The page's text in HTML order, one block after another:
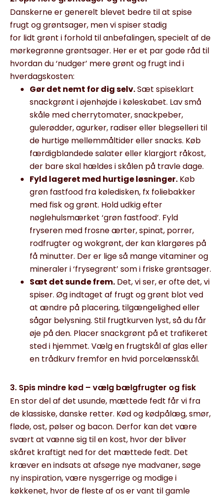
Danskerne er generelt blevet bedre til at spise
frugt og grøntsager, men vi spiser stadig
for lidt grønt i forhold til anbefalingen, specielt af de
mørkegrønne grøntsager. Her er et par gode råd til
hvordan du ‘nudger’ mere grønt og frugt ind i
hverdagskosten:
Gør det nemt for dig selv.Sæt spiseklart
snackgrønt i øjenhøjde i køleskabet. Lav små
skåle med cherrytomater, snackpeber,
gulerødder, agurker, radiser eller blegselleri til
de hurtige mellemmåltider eller snacks. Køb
færdigblandede salater eller klargjort råkost,
der bare skal hældes i skålen på travle dage.
Fyld lageret med hurtige løsninger. Køb
grøn fastfood fra køledisken, fx foliebakker
med fisk og grønt. Hold udkig efter
nøglehulsmærket ‘grøn fastfood’. Fyld
fryseren med frosne ærter, spinat, porrer,
rodfrugter og wokgrønt, der kan klargøres på
få minutter. Der er lige så mange vitaminer og
mineraler i ‘frysegrønt’ som i friske grøntsager.
Sæt det sunde frem. Det, vi ser,er ofte det, vi
spiser. Øgindtaget af frugt og grønt blot ved
at ændre på placering, tilgængelighed eller
sågar belysning. Stil frugtkurven lyst, så du får
øje på den. Placersnackgrønt på et trafikeret
sted i hjemmet. Vælg en frugtskål af glas eller
en trådkurv fremforen hvid porcelænsskål.
3. Spis mindre kød – vælg bælgfrugter og fisk
En stor del af det usunde, mættede fedt får vi fra
de klassiske, danske retter. Kød og kødpålæg,smør,
fløde, ost, pølserog bacon. Derfor kan det være
svært at vænne sig til en kost, hvor der bliver
skåret kraftigt ned for det mættede fedt. Det
kræver en indsats at afsøge nye madvaner, søge
ny inspiration, være nysgerrige og modige i
køkkenet, hvor de fleste af os er vant til gamle